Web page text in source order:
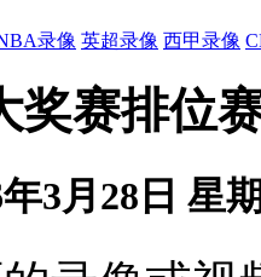
录像 英超录像 西甲录像
奖赛排位
3月28日 星